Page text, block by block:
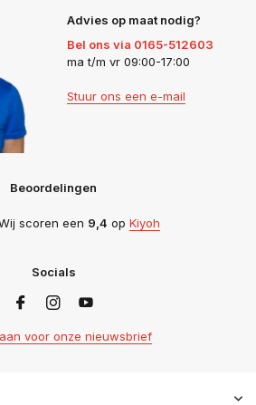
Advies op maat nodig?
Bel ons via 0165-512603
ma t/m vr 09:00-17:00
Stuur ons een e-mail
Beoordelingen
scoren een 9,4 op Kiyoh
Socials
voor onze nieuwsbrief